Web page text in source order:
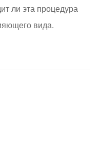
ли эта процедура
вида.